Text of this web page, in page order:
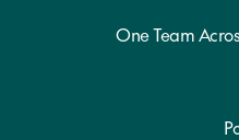
One Team